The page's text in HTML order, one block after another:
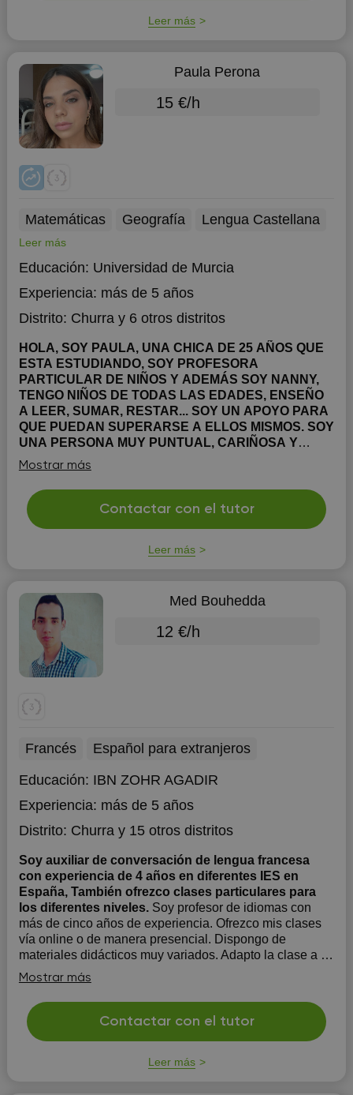
Leer más
Paula Perona
15 €/h
Matemáticas Geografía Lengua Castellana
Leer más
Educación: Universidad de Murcia
Experiencia: más de 5 años
Distrito: Churray 6 otros distritos
HOLA, SOY PAULA, UNA CHICA DE 25 AÑOS QUE
ESTA ESTUDIANDO, SOY PROFESORA
PARTICULAR DE NIÑOS Y ADEMÁS SOY NANNY,
TENGO NIÑOS DE TODAS LAS EDADES, ENSEÑO
A LEER, SUMAR, RESTAR... SOY UN APOYO PARA
QUE PUEDAN SUPERARSE A ELLOS MISMOS. SOY
UNA PERSONA MUY PUNTUAL, CARIÑOSA Y
ENTREGADA.
UNIVERSIDAD DE MURCIA, Y VERANEO EN
SANTIAGO DE LA RIBERA, POR LO QUE EN EL MES
DE JULIO Y AGOSTO PODRIA ESTAR DANDO
CLASES PARTICULARES ALLÍ.
Mostrar más
Contactar con el tutor
Leer más
Med Bouhedda
12 €/h
Francés
Español para extranjeros
Educación: IBN ZOHR AGADIR
Experiencia: más de 5 años
Distrito: Churray 15 otros distritos
Soy auxiliar de conversación de lengua francesa
con experiencia de 4 años en diferentes IES en
España, También ofrezco clases particulares para
los diferentes niveles. Soy profesor de idiomas con
más de cinco años de experiencia. Ofrezco mis clases
vía online o de manera presencial. Dispongo de
materiales didácticos muy variados. Adapto la clase a la
necesidad de mis alumnos para obtener mejores
resultados. En las clases nos centramos en el
perfeccionamiento de la...
Mostrar más
Contactar con el tutor
Leer más